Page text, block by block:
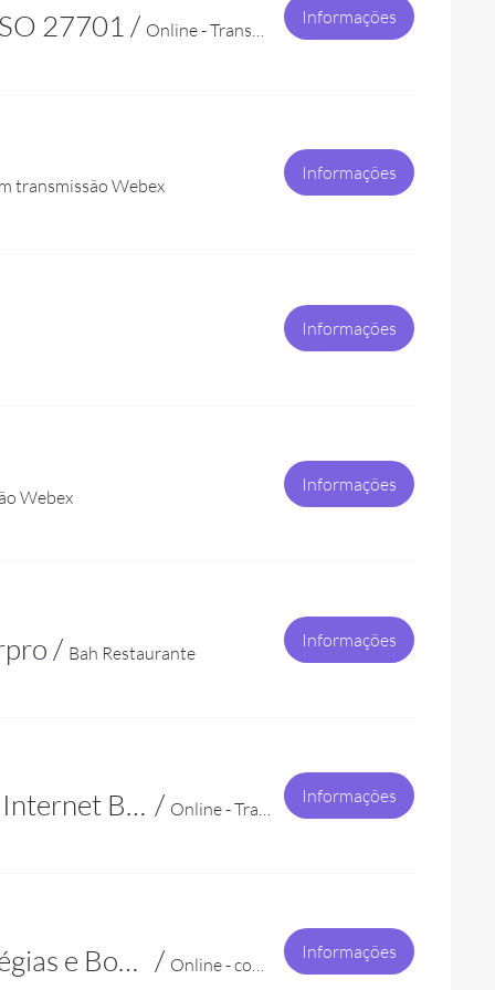
27701 / Informações
transmissão Webex
Informações
Informações
Webex
Informações
/ Bah Restaurante
Informações
GT Segurança e Privacidade de Dados - Os Bloqueios Invisíveis da Internet Brasileira / Informações
Grupo RHTI - Neurodivergências no Ambiente de Trabalho: Estratégias e Boas Práticas / Informações